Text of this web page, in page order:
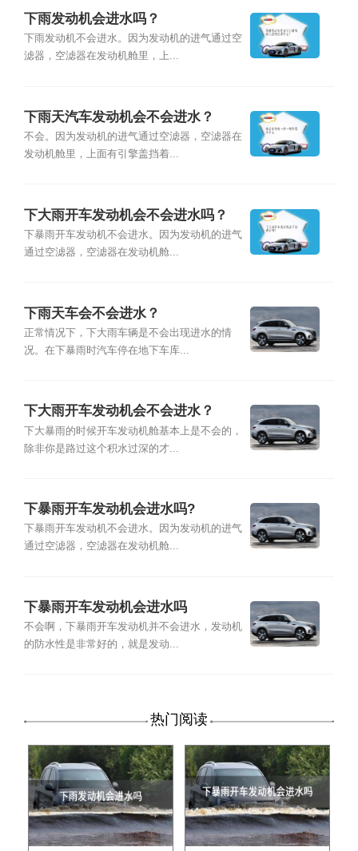
下雨发动机会进水吗？
下雨发动机不会进水。因为发动机的进气通过空
滤器，空滤器在发动机舱里，上...
下雨天汽车发动机会不会进水？
不会。因为发动机的进气通过空滤器，空滤器在
发动机舱里，上面有引擎盖挡着...
下大雨开车发动机会不会进水吗？
下暴雨开车发动机不会进水。因为发动机的进气
通过空滤器，空滤器在发动机舱...
下雨天车会不会进水？
正常情况下，下大雨车辆是不会出现进水的情
况。在下暴雨时汽车停在地下车库...
下大雨开车发动机会不会进水？
下大暴雨的时候开车发动机舱基本上是不会的，
除非你是路过这个积水过深的才...
下暴雨开车发动机会进水吗?
下暴雨开车发动机不会进水。因为发动机的进气
通过空滤器，空滤器在发动机舱...
下暴雨开车发动机会进水吗
不会啊，下暴雨开车发动机并不会进水，发动机
的防水性是非常好的，就是发动...
热门阅读